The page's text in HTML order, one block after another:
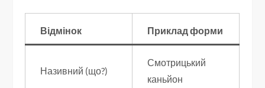
Відмінок Приклад форми
Називний (що?)
Смотрицький
каньйон